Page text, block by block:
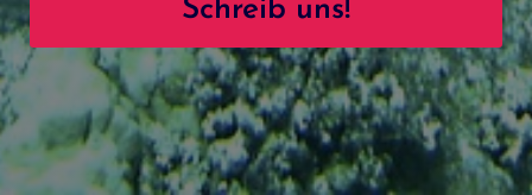
Schreib uns!